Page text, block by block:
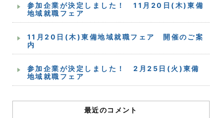
参加企業が決定しました！ 11月20日(木)東備
地域就職フェア
11月20日(木)東備地域就職フェア 開催のご案
内
参加企業が決定しました！ 2月25日(火)東備
地域就職フェア
最近のコメント